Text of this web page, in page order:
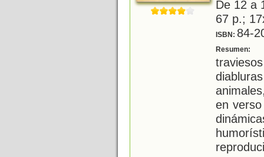
De 12 a
67 p.;
ISBN: 84-
Resumen:
en